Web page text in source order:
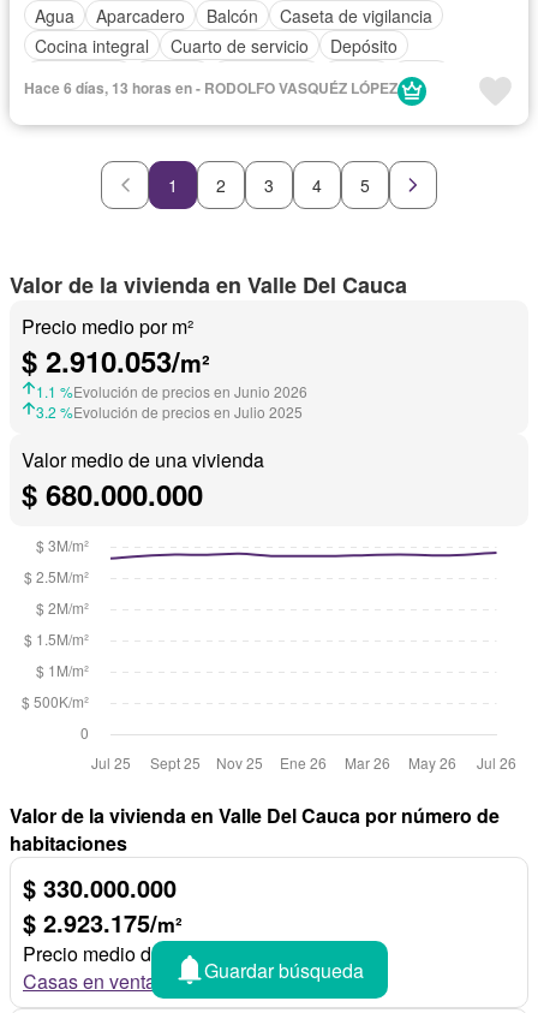
Agua
Aparcadero Balcón
Caseta de vigilancia
Cocina integral
Cuarto de servicio
Depósito
Jardín
Patio
Terraza
Vista panorámica
Hace 6 días, 13 horas en - RODOLFO VASQUÉZ LÓPEZ
1 2 3 4 5
Valor de la vivienda en Valle Del Cauca
Precio medio por m²
$ 2.910.053/m²
1.1 %Evolución de precios en Junio 2026
3.2 %Evolución de precios en Julio 2025
Valor medio de una vivienda
$ 680.000.000
Valor de la vivienda en Valle Del Cauca por número de
habitaciones
$ 330.000.000
$ 2.923.175/m²
Precio medio de 1 habitación
Casas en venta de 1 habitación
Guardar búsqueda